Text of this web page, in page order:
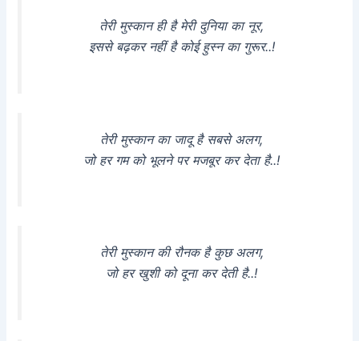
तेरी मुस्कान ही है मेरी दुनिया का नूर,
इससे बढ़कर नहीं है कोई हुस्न का गुरूर..!
तेरी मुस्कान का जादू है सबसे अलग,
जो हर गम को भूलने पर मजबूर कर देता है..!
तेरी मुस्कान की रौनक है कुछ अलग,
जो हर खुशी को दूना कर देती है..!